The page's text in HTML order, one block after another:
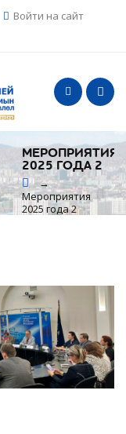
Войти на сайт
МЕРОПРИЯТИЯ
2025 ГОДА 2
→
Мероприятия
2025 года 2